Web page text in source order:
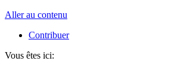
Aller au contenu
Contribuer
Vous êtes ici: